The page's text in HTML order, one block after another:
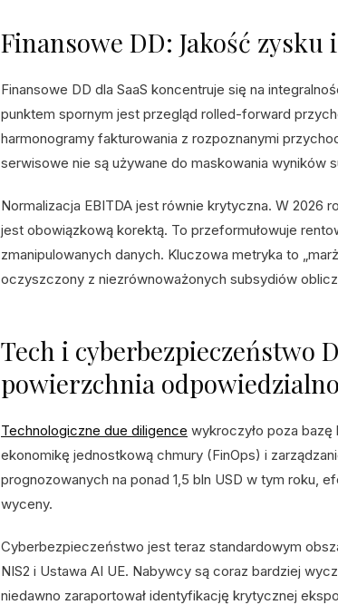
Finansowe DD: Jakość
Finansowe DD dla SaaS koncentruje się na
punktem spornym jest przegląd rolled-forward
harmonogramy fakturowania z rozpoznanymi
serwisowe nie są używane do maskowania wyników
Normalizacja EBITDA jest równie krytyczna. W 2026
jest obowiązkową korektą. To przeformułowuje
zmanipulowanych danych. Kluczowa metryka to
oczyszczony z niezrównoważonych subsydiów
Tech i cyberbezpieczeństwo
powierzchnia
Technologiczne due diligence wykroczyło poza
ekonomikę jednostkową chmury (FinOps) i
prognozowanych na ponad 1,5 bln USD w tym roku,
wyceny.
Cyberbezpieczeństwo jest teraz standardowym
NIS2 i Ustawa AI UE. Nabywcy są coraz bardziej
niedawno zaraportował identyfikację krytycznej